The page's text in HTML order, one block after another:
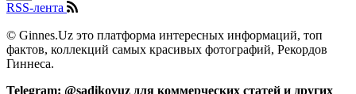
Email
RSS-лента
© Ginnes.Uz это платформа интересных информаций, топ
фактов, коллекций самых красивых фотографий, Рекордов
Гиннеса.
Telegram: @sadikovuz для коммерческих статей и других